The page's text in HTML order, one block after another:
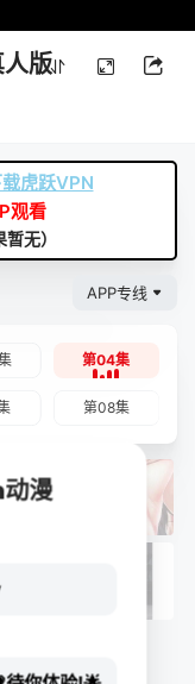
版
虎跃VPN
观看
无）
APP专线
第04集
第08集
漫